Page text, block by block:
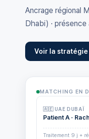
Ancrage régional
Dhabi) ·
Voir la
MATCHING EN
🇦🇪 UAE DUBAÏ
Patient A ·
Traitement 9 j +